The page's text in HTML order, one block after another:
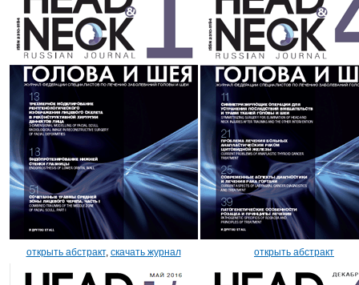
открыть абстракт, скачать журнал открыть абстракт